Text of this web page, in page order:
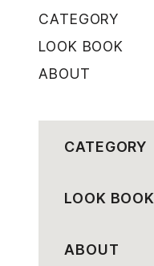
CATEGORY
LOOK BOOK
ABOUT
CATEGORY
LOOK BOOK
ABOUT